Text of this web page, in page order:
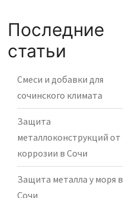
Последние
статьи
Смеси и добавки для
сочинского климата
Защита
металлоконструкций от
коррозии в Сочи
Защита металла у моря в
Сочи